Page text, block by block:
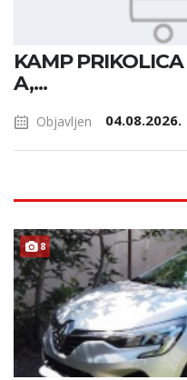
KAMP
A,...
Objavljen 04.08.2026.
8